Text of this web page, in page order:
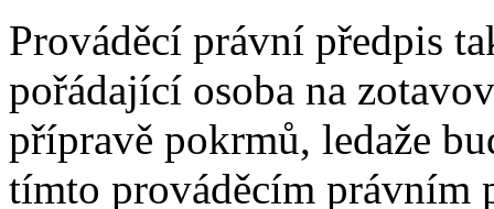
Prováděcí právní předpis
pořádající osoba na
přípravě pokrmů, ledaže
tímto prováděcím právním